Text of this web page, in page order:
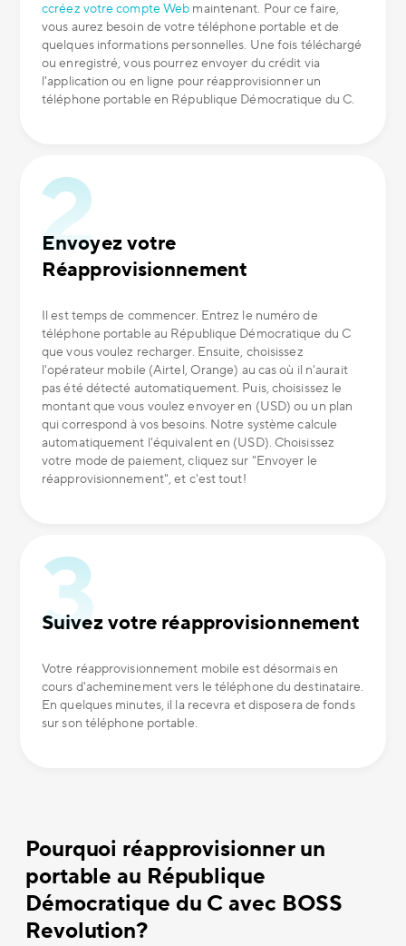
ccréez votre compte Web maintenant. Pour ce faire,
vous aurez besoin de votre téléphone portable et de
quelques informations personnelles. Une fois téléchargé
ou enregistré, vous pourrez envoyer du crédit via
l'application ou en ligne pour réapprovisionner un
téléphone portable en République Démocratique du C.
Envoyez votre
Réapprovisionnement
Il est temps de commencer. Entrez le numéro de
téléphone portable au République Démocratique du C
que vous voulez recharger. Ensuite, choisissez
l'opérateur mobile (Airtel, Orange) au cas où il n'aurait
pas été détecté automatiquement. Puis, choisissez le
montant que vous voulez envoyer en (USD) ou un plan
qui correspond à vos besoins. Notre système calcule
automatiquement l'équivalent en (USD). Choisissez
votre mode de paiement, cliquez sur "Envoyer le
réapprovisionnement", et c'est tout!
Suivez votre réapprovisionnement
Votre réapprovisionnement mobile est désormais en
cours d'acheminement vers le téléphone du destinataire.
En quelques minutes, il la recevra et disposera de fonds
sur son téléphone portable.
Pourquoi réapprovisionner un
portable au République
Démocratique du C avec BOSS
Revolution?